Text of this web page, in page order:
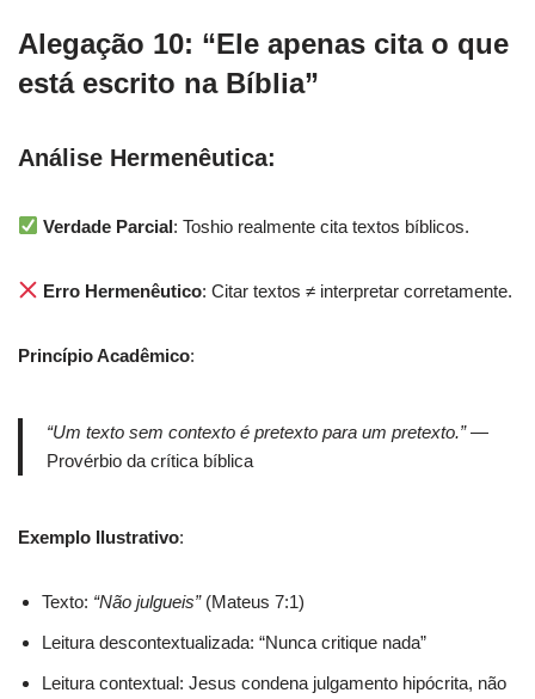
Alegação 10: “Ele apenas cita o que
está escrito na Bíblia”
Análise Hermenêutica:
Verdade Parcial: Toshio realmente cita textos bíblicos.
Erro Hermenêutico: Citar textos ≠ interpretar corretamente.
Princípio Acadêmico:
“Um texto sem contexto é pretexto para um pretexto.”—
Provérbio da crítica bíblica
Exemplo Ilustrativo:
Texto: “Não julgueis”(Mateus 7:1)
Leitura descontextualizada: “Nunca critique nada”
Leitura contextual: Jesus condena julgamento hipócrita, não